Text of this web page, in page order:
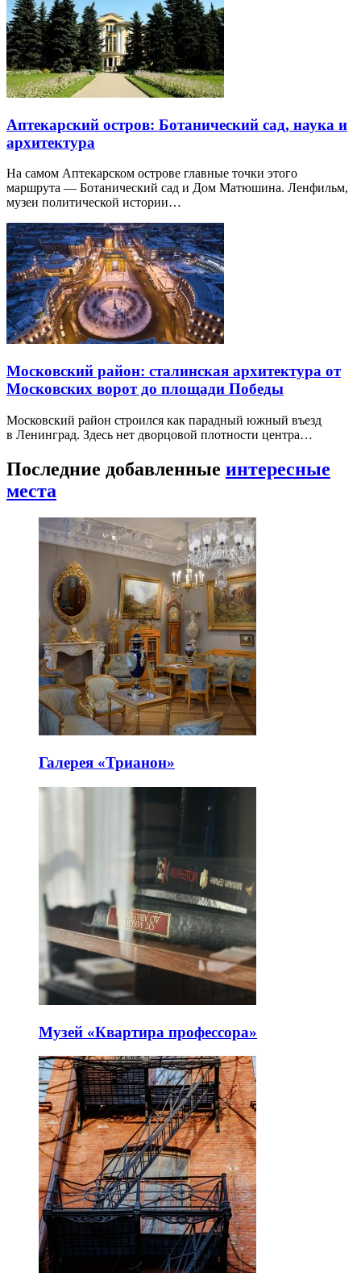
Аптекарский остров: Ботанический сад, наука и
архитектура
На самом Аптекарском острове главные точки этого
маршрута — Ботанический сад и Дом Матюшина. Ленфильм,
музеи политической истории…
Московский район: сталинская архитектура от
Московских ворот до площади Победы
Московский район строился как парадный южный въезд
в Ленинград. Здесь нет дворцовой плотности центра…
Последние добавленные интересные
места
Галерея «Трианон»
Музей «Квартира профессора»